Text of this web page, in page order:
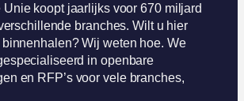
Unie koopt jaarlijks voor 670 miljard
branches. Wilt u hier
Wij weten hoe. We
in openbare
en RFP’s voor vele branches,